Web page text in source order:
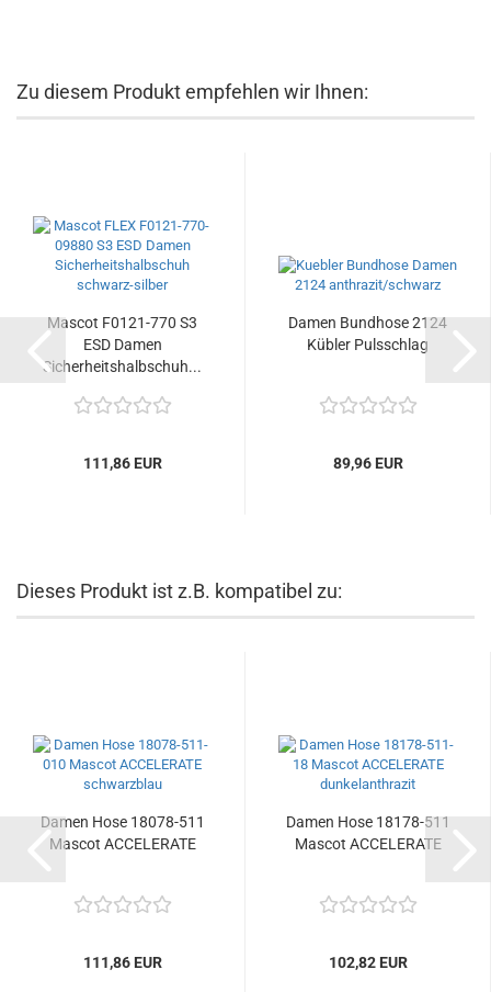
Zu diesem Produkt empfehlen wir Ihnen:
Mascot F0121-770 S3
ESD Damen
Sicherheitshalbschuh...
111,86 EUR
Damen Bundhose 2124
Kübler Pulsschlag
89,96 EUR
Dieses Produkt ist z.B. kompatibel zu:
Damen Hose 18078-511
Mascot ACCELERATE
111,86 EUR
Damen Hose 18178-511
Mascot ACCELERATE
102,82 EUR